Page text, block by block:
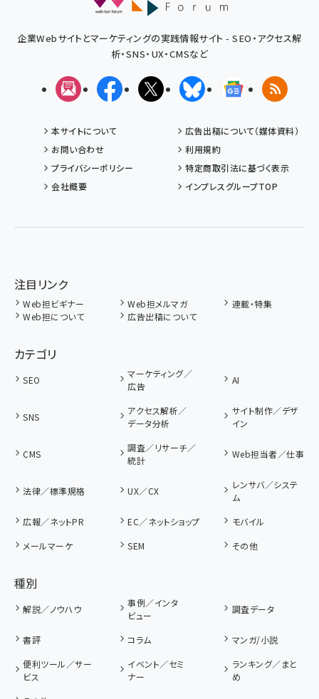
企業Webサイトとマーケティングの実践情報サイト - SEO・アクセス解
析・SNS・UX・CMSなど
メルマガFacebookX(エックス)BlueskyGoogleニュ
RSS
本サイトについて
広告出稿について（媒体資料）
お問い合わせ
利用規約
プライバシーポリシー
特定商取引法に基づく表示
会社概要
インプレスグループTOP
注目リンク
Web担ビギナー Web担メルマガ
連載・特集
Web担について
広告出稿について
カテゴリ
SEO
マーケティング／
広告
AI
SNS
アクセス解析／
データ分析
サイト制作／デザ
イン
CMS
調査／リサーチ／
統計
Web担当者／仕事
法律／標準規格 UX／CX
レンサバ／システ
ム
広報／ネットPR
EC／ネットショップ
モバイル
メールマーケ
SEM その他
種別
解説／ノウハウ
事例／インタ
ビュー
調査データ
書評 コラム
マンガ/小説
便利ツール／サー
ビス
イベント／セミ
ナー
ランキング／まと
め